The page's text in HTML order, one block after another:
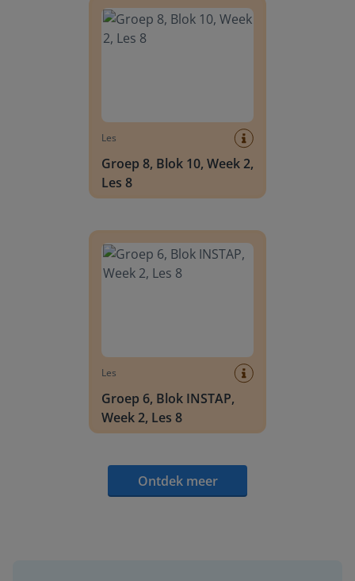
Les
Groep 8, Blok 10, Week 2,
Les 8
Les
Groep 6, Blok INSTAP,
Week 2, Les 8
Ontdek meer